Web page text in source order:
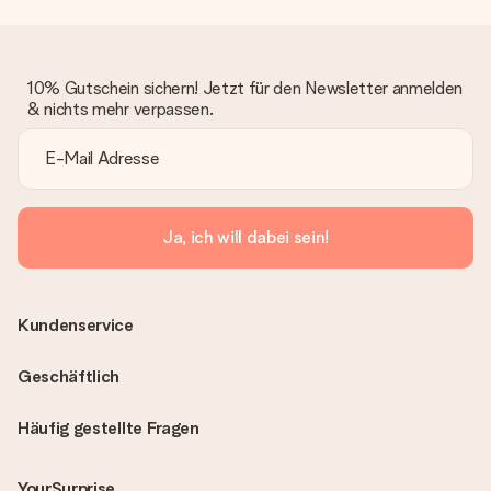
10% Gutschein sichern! Jetzt für den Newsletter anmelden
& nichts mehr verpassen.
Ja, ich will dabei sein!
Häufig gestellte Fragen
Kundenservice
Geschäftlich